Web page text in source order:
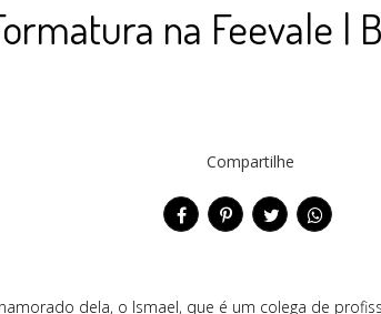
na Feevale |
Compartilhe
dela, o Ismael, que é um colega de